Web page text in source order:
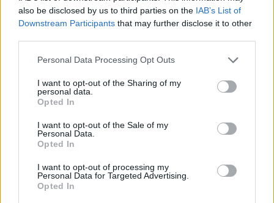
also be disclosed by us to third parties on the IAB’s List of
Downstream Participants that may further disclose it to other
Personal Data Processing Opt Outs
I want to opt-out of the Sharing of my
personal data.
Opted In
I want to opt-out of the Sale of my
Personal Data.
Opted In
I want to opt-out of processing my
Personal Data for Targeted Advertising.
Opted In
χαμηλή θερμιδική απόδοση όπως το σορμπέ (δηλαδή 100 – 120
θερμίδες ανά 100 γρ.), αλλά πολύ πιο πλούσια γεύση από αυτό.
Ομως. Για να μείνει σε αυτές τις θερμίδες πρέπει να
καταναλωθεί σκέτο και -κακά τα ψέματα- ποτέ, κανείς δεν